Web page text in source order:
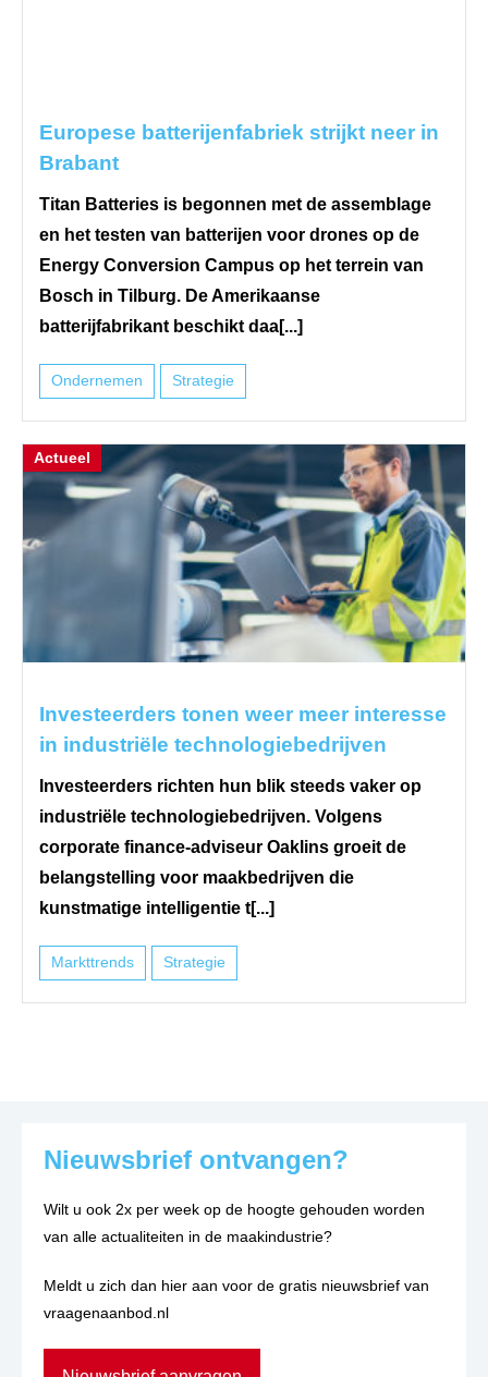
Europese batterijenfabriek strijkt neer in
Brabant
Titan Batteries is begonnen met de assemblage
en het testen van batterijen voor drones op de
Energy Conversion Campus op het terrein van
Bosch in Tilburg. De Amerikaanse
batterijfabrikant beschikt daa[...]
Ondernemen Strategie
Actueel
Investeerders tonen weer meer interesse
in industriële technologiebedrijven
Investeerders richten hun blik steeds vaker op
industriële technologiebedrijven. Volgens
corporate finance-adviseur Oaklins groeit de
belangstelling voor maakbedrijven die
kunstmatige intelligentie t[...]
Markttrends Strategie
Nieuwsbrief ontvangen?
Wilt u ook 2x per week op de hoogte gehouden worden
van alle actualiteiten in de maakindustrie?
Meldt u zich dan hier aan voor de gratis nieuwsbrief van
vraagenaanbod.nl